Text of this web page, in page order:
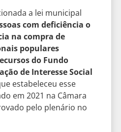
a lei municipal
com deficiência o
na compra de
populares
do Fundo
de Interesse Social
estabeleceu esse
em 2021 na Câmara
pelo plenário no